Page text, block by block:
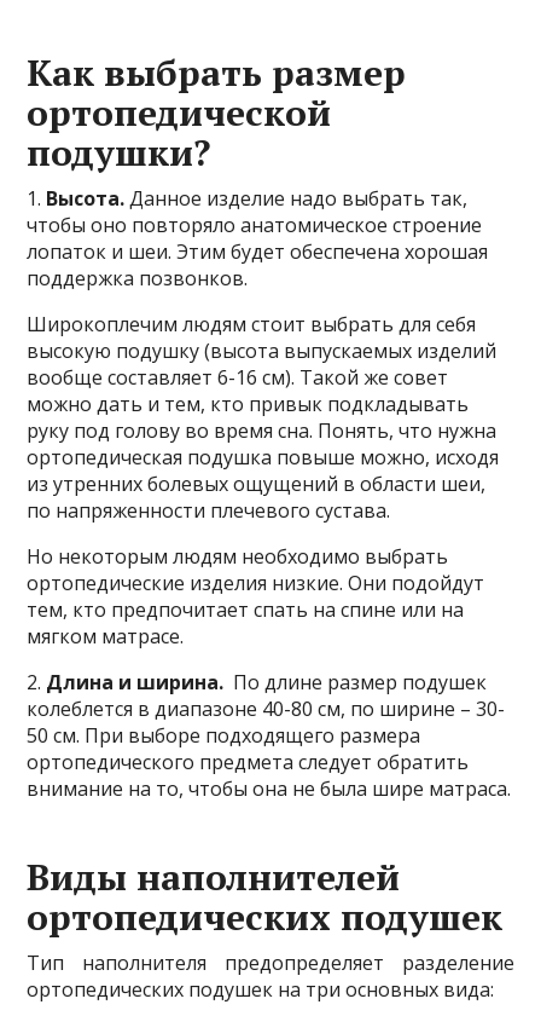
Как выбрать размер
ортопедической
подушки?
1. Высота.Данное изделие надо выбрать так,
чтобы оно повторяло анатомическое строение
лопаток и шеи. Этим будет обеспечена хорошая
поддержка позвонков.
Широкоплечим людям стоит выбрать для себя
высокую подушку (высота выпускаемых изделий
вообще составляет 6-16 см). Такой же совет
можно дать и тем, кто привык подкладывать
руку под голову во время сна. Понять, что нужна
ортопедическая подушка повыше можно, исходя
из утренних болевых ощущений в области шеи,
по напряженности плечевого сустава.
Но некоторым людям необходимо выбрать
ортопедические изделия низкие. Они подойдут
тем, кто предпочитает спать на спине или на
мягком матрасе.
2. Длина и ширина. По длине размер подушек
колеблется в диапазоне 40-80 см, по ширине – 30-
50 см. При выборе подходящего размера
ортопедического предмета следует обратить
внимание на то, чтобы она не была шире матраса.
Виды наполнителей
ортопедических подушек
Тип наполнителя предопределяет разделение
ортопедических подушек на три основных вида: